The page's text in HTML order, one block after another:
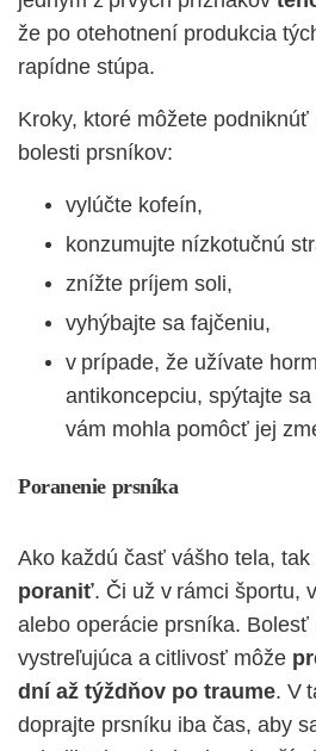
že po otehotnení produkcia
rapídne stúpa.
Kroky, ktoré môžete
bolesti prsníkov:
vylúčte kofeín,
konzumujte nízkotučnú
znížte príjem soli,
vyhýbajte sa fajčeniu,
v prípade, že užívate
antikoncepciu, spýtajte
vám mohla pomôcť jej
Poranenie prsníka
Ako každú časť vášho tela, tak
poraniť. Či už v rámci športu,
alebo operácie prsníka. Bolesť
vystreľujúca a citlivosť môže
dní až týždňov po traume. V
doprajte prsníku iba čas, aby